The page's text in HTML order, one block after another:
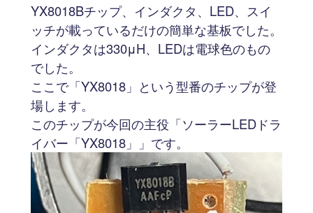
YX8018Bチップ、インダクタ、LED、スイ
ッチが載っているだけの簡単な基板でした。
インダクタは330μH、LEDは電球色のもの
でした。
ここで「YX8018」という型番のチップが登
場します。
このチップが今回の主役「ソーラーLEDドラ
イバー「YX8018」」です。